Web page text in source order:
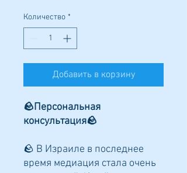
Количество *
Добавить в корзину
🪨Персональная
консультация🪨
🪨 В Израиле в последнее
время медиация стала очень